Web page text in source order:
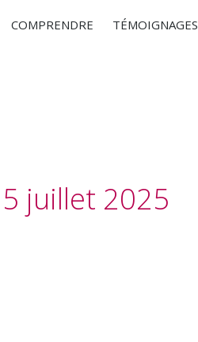
COMPRENDRE TÉMOIGNAGES
juillet 2025